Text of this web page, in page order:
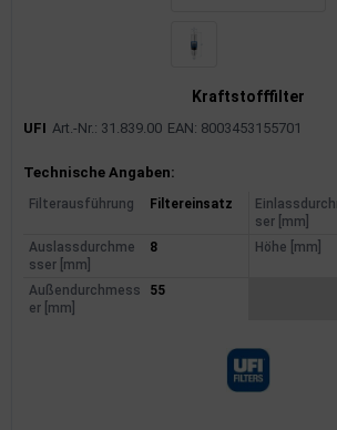
Kraftstofffilter
UFI Art.-Nr.: 31.839.00 EAN: 8003453155701
Produktinformationen
Technische Angaben:
Filterausführung Filtereinsatz
ser [mm]
Auslassdurchme
sser [mm]
8 Höhe [mm]
Außendurchmess
er [mm]
55